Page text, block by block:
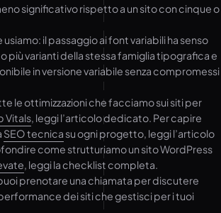
significativo rispetto a un sito con cinque o
il passaggio ai font variabili ha senso
più varianti della stessa famiglia tipografica e
in versione variabile senza compromessi
le ottimizzazioni che facciamo sui siti per
Vitals, leggi l’articolo dedicato. Per capire
SEO tecnicasu ogni progetto, leggi l’articolo
come strutturiamo un sito WordPress
, leggi la checklist completa.
prenotare una chiamata per discutere
dei siti che gestisci per i tuoi